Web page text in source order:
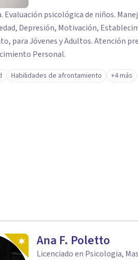
Evaluación psicológica de niños.
Depresión, Motivación,
para Jóvenes y Adultos. Atención
Personal.
Habilidades de afrontamiento +4 más
Ana F. Poletto
Licenciado en Psicologia,